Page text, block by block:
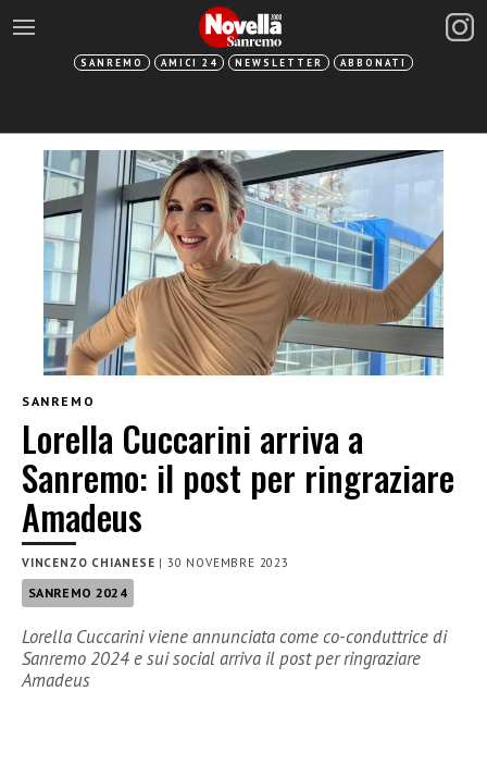
SANREMO AMICI 24 NEWSLETTER ABBONATI
SANREMO
Lorella Cuccarini arriva a
Sanremo: il post per ringraziare
Amadeus
VINCENZO CHIANESE |30 NOVEMBRE 2023
SANREMO 2024
Lorella Cuccarini viene annunciata come co-conduttrice di
Sanremo 2024 e sui social arriva il post per ringraziare
Amadeus